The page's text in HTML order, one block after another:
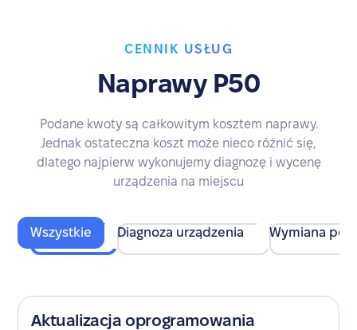
CENNIK USŁUG
Naprawy P50
Podane kwoty są całkowitym kosztem naprawy.
Jednak ostateczna koszt może nieco różnić się,
dlatego najpierw wykonujemy diagnozę i wycenę
urządzenia na miejscu
Wszystkie Diagnoza urządzenia Wymiana
Aktualizacja oprogramowania